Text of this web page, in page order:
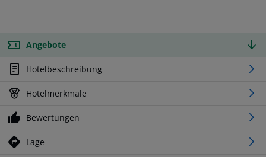
Angebote
Hotelbeschreibung
Hotelmerkmale
Bewertungen
Lage